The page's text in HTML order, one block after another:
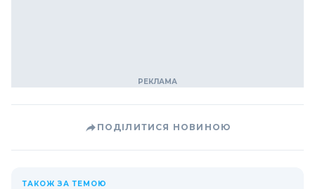
ПОДІЛИТИСЯ НОВИНОЮ
ТАКОЖ ЗА ТЕМОЮ